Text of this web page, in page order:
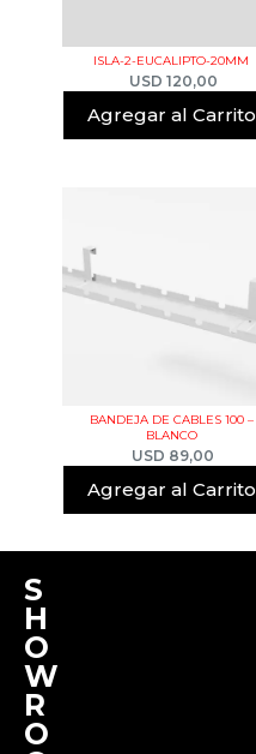
ISLA-2-EUCALIPTO-20MM
USD 120,00
Agregar al Carrito
BANDEJA DE CABLES 100 –
BLANCO
USD 89,00
Agregar al Carrito
S
H
O
W
R
O